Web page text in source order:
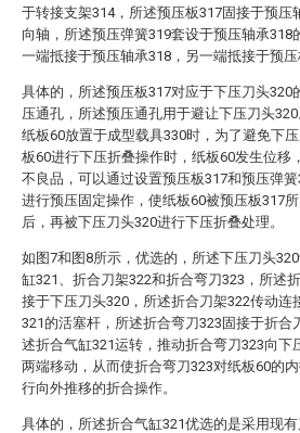
于转接支架314，所述预压板317固接于预压
向轴，所述预压弹簧319套设于预压轴承318
一端抵接于预压轴承318，另一端抵接于预压
具体的，所述预压板317对应于下压刀头320
压通孔，所述预压通孔用于避让下压刀头
纸板60放置于成型载具330时，为了避免下
板60进行下压折叠操作时，纸板60发生位移
不良品，可以通过设置预压板317和预压弹
进行预压固定操作，使纸板60被预压板317
后，再被下压刀头320进行下压折叠处理。
如图7和图8所示，优选的，所述下压刀头
缸321、折合刀架322和折合弯刀323，所述
接于下压刀头320，所述折合刀架322传动连
321的活塞杆，所述折合弯刀323固接于折合
述折合气缸321运转，推动折合弯刀323向下
两端移动，从而使折合弯刀323对纸板60的
行向外推移的折合操作。
具体的，所述折合气缸321优选的是采用现